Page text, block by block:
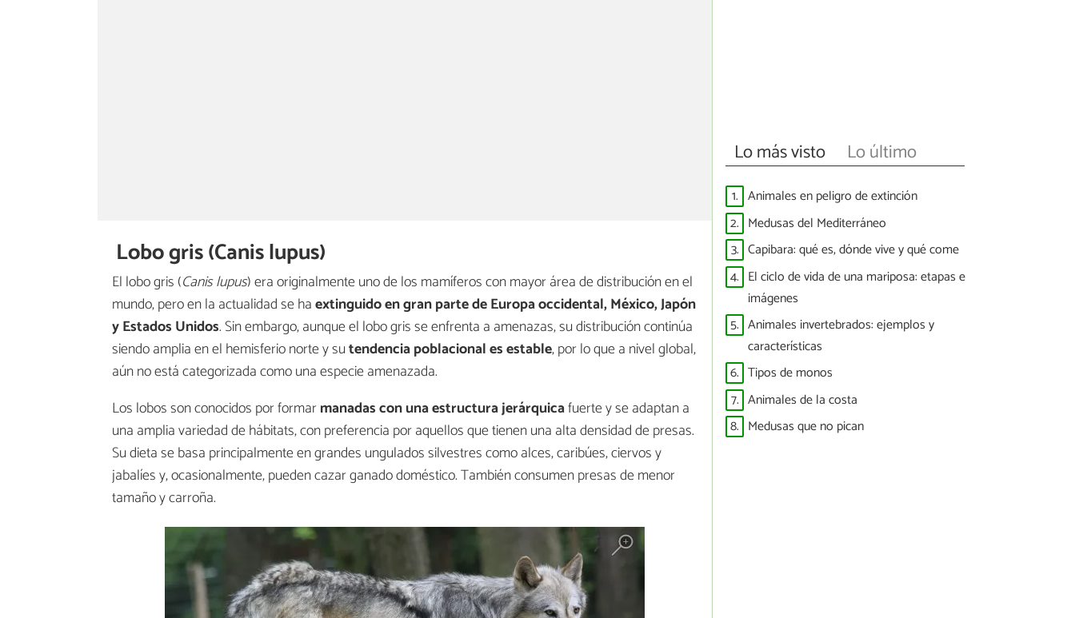
Lobo gris (Canis lupus)
El lobo gris (Canis lupus) era originalmente uno de los mamíferos con mayor área de distribución en el
mundo, pero en la actualidad se haextinguido en gran parte de Europa occidental, México, Japón
y Estados Unidos. Sin embargo, aunque el lobo gris se enfrenta a amenazas, su distribución continúa
siendo amplia en el hemisferio norte y sutendencia poblacional es estable, por lo que a nivel global,
aún no está categorizada como una especie amenazada.
Los lobos son conocidos por formarmanadas con una estructura jerárquicafuerte y se adaptan a
una amplia variedad de hábitats, con preferencia por aquellos que tienen una alta densidad de presas.
Su dieta se basa principalmente en grandes ungulados silvestres como alces, caribúes, ciervos y
jabalíes y, ocasionalmente, pueden cazar ganado doméstico. También consumen presas de menor
tamaño y carroña.
Lo más visto Lo último
1. Animales en peligro de extinción
2. Medusas del Mediterráneo
3. Capibara: qué es, dónde vive y qué come
4. El ciclo de vida de una mariposa: etapas e
imágenes
5. Animales invertebrados: ejemplos y
características
6. Tipos de monos
7. Animales de la costa
8. Medusas que no pican